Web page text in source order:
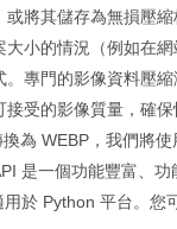
將其儲存為無損壓
大小的情況（例如在
。專門的影像資料壓
接受的影像質量，確
為 WEBP，我們將使
是一個功能豐富、
於 Python 平台。您